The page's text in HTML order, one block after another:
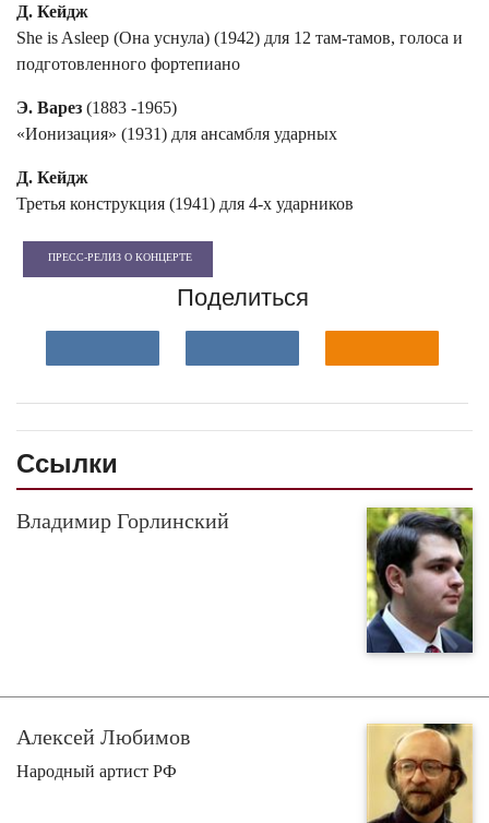
Д. Кейдж
She is Asleep (Она уснула) (1942) для 12 там-тамов, голоса и
подготовленного фортепиано
Э. Варез (1883 -1965)
«Ионизация» (1931) для ансамбля ударных
Д. Кейдж
Третья конструкция (1941) для 4-х ударников
ПРЕСС-РЕЛИЗ О КОНЦЕРТЕ
Поделиться
Ссылки
Владимир Горлинский
Алексей Любимов
Народный артист РФ